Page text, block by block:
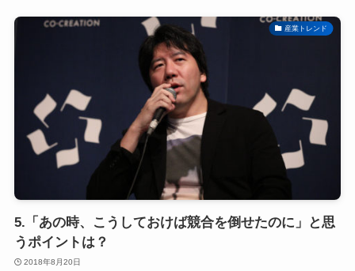
産業トレンド
5.「あの時、こうしておけば競合を倒せたのに」と思
うポイントは？
2018年8月20日